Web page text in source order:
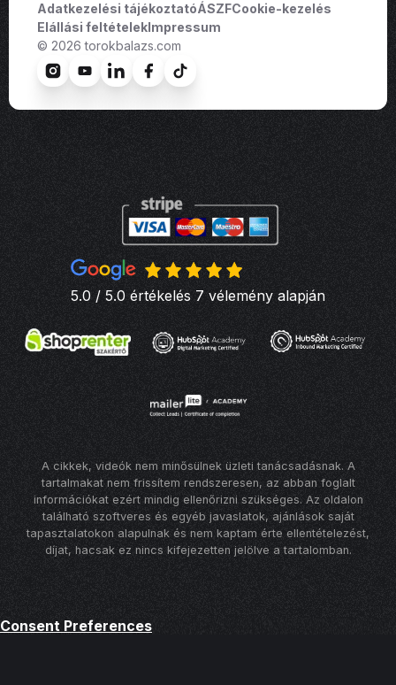
Adatkezelési tájékoztatóÁSZFCookie-kezelés
Elállási feltételekImpressum
© 2026 torokbalazs.com
5.0 / 5.0 értékelés 7 vélemény alapján
A cikkek, videók nem minősülnek üzleti tanácsadásnak. A
tartalmakat nem frissítem rendszeresen, az abban foglalt
információkat ezért mindig ellenőrizni szükséges. Az oldalon
található szoftveres és egyéb javaslatok, ajánlások saját
tapasztalatokon alapulnak és nem kaptam érte ellentételezést,
díjat, hacsak ez nincs kifejezetten jelölve a tartalomban.
Consent Preferences